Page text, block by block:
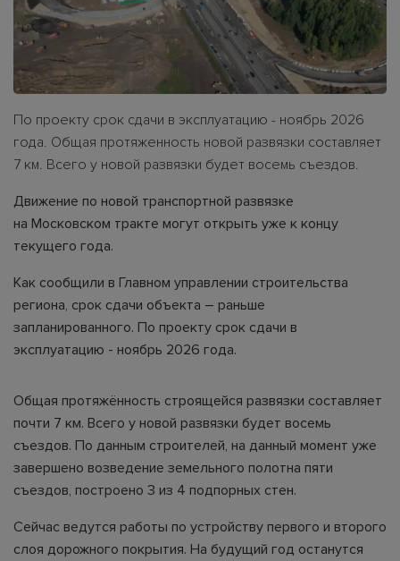
По проекту срок сдачи в эксплуатацию - ноябрь 2026
года. Общая протяженность новой развязки составляет
7 км. Всего у новой развязки будет восемь съездов.
Движение по новой транспортной развязке
на Московском тракте могут открыть уже к концу
текущего года.
Как сообщили в Главном управлении строительства
региона, срок сдачи объекта – раньше
запланированного. По проекту срок сдачи в
эксплуатацию - ноябрь 2026 года.
Общая протяжённость строящейся развязки составляет
почти 7 км. Всего у новой развязки будет восемь
съездов. По данным строителей, на данный момент уже
завершено возведение земельного полотна пяти
съездов, построено 3 из 4 подпорных стен.
Сейчас ведутся работы по устройству первого и второго
слоя дорожного покрытия. На будущий год останутся